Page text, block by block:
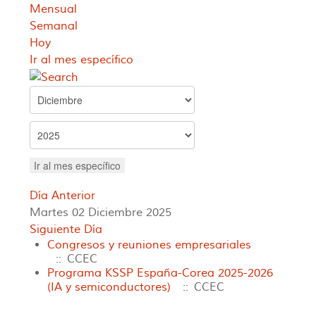
Mensual
Semanal
Hoy
Ir al mes específico
Ir al mes específico
Día Anterior
Martes 02 Diciembre 2025
Siguiente Día
Congresos y reuniones empresariales
:: CCEC
Programa KSSP España-Corea 2025-2026
(IA y semiconductores)
:: CCEC